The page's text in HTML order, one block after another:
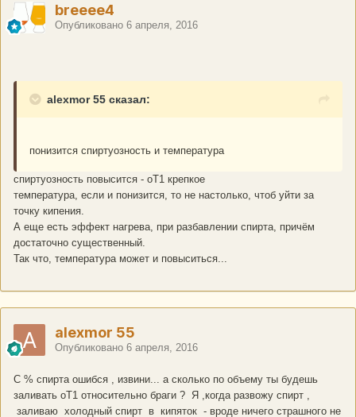
breeee4
Опубликовано 6 апреля, 2016
alexmor 55 сказал:
понизится спиртуозность и температура
спиртуозность повысится - оТ1 крепкое
температура, если и понизится, то не настолько, чтоб уйти за
точку кипения.
А еще есть эффект нагрева, при разбавлении спирта, причём
достаточно существенный.
Так что, температура может и повыситься...
alexmor 55
Опубликовано 6 апреля, 2016
С % спирта ошибся , извини... а сколько по объему ты будешь
заливать оТ1 относительно браги ? Я ,когда развожу спирт ,
заливаю холодный спирт в кипяток - вроде ничего страшного не